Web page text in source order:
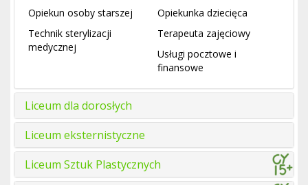
Opiekun osoby starszej
Opiekunka dziecięca
Technik sterylizacji
medycznej
Terapeuta zajęciowy
Usługi pocztowe i
finansowe
Liceum dla dorosłych
Liceum eksternistyczne
Liceum Sztuk Plastycznych